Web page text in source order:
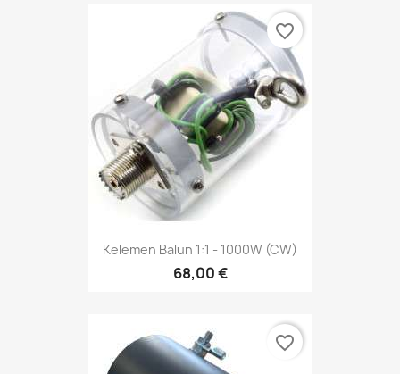
Kelemen Balun 1:1 - 1000W (CW)
68,00 €
favorite_border
favorite_border